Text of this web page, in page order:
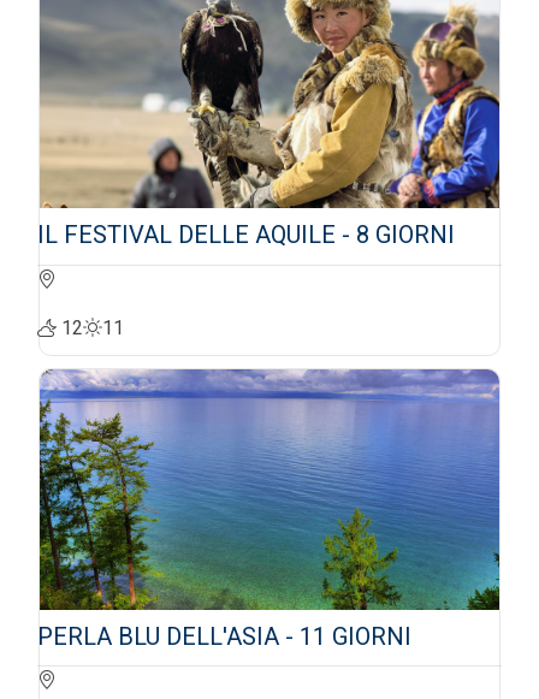
IL FESTIVAL DELLE AQUILE - 8 GIORNI
12 11
PERLA BLU DELL'ASIA - 11 GIORNI